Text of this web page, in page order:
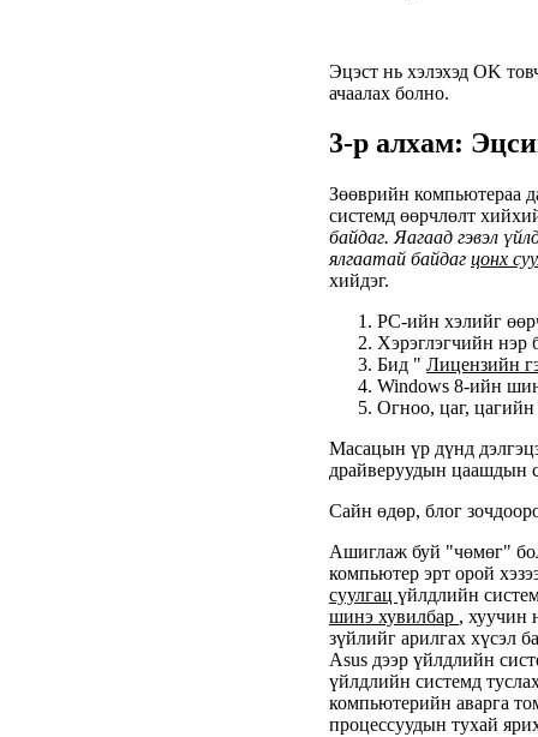
Эцэст нь хэлэхэд OK
ачаалах болно.
3-р алхам:
Зөөврийн компьютераа
системд өөрчлөлт
байдаг. Яагаад гэвэл
ялгаатай байдаг цонх
хийдэг.
PC-ийн хэлийг
Хэрэглэгчийн нэр
Бид " Лицензийн
Windows 8-ийн
Огноо, цаг,
Масацын үр дүнд
драйверуудын цаашдын
Сайн өдөр, блог
Ашиглаж буй "чөмөг"
компьютер эрт орой
суулгац үйлдлийн
шинэ хувилбар , хуучин
зүйлийг арилгах хүсэл
Asus дээр үйлдлийн
үйлдлийн системд
компьютерийн аварга
процессуудын тухай